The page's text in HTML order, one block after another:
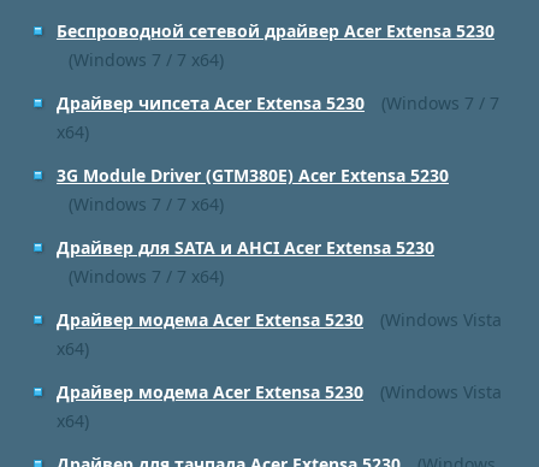
Беспроводной сетевой драйвер Acer Extensa 5230
(Windows 7 / 7 x64)
Драйвер чипсета Acer Extensa 5230
(Windows 7 / 7
x64)
3G Module Driver (GTM380E) Acer Extensa 5230
(Windows 7 / 7 x64)
Драйвер для SATA и AHCI Acer Extensa 5230
(Windows 7 / 7 x64)
Драйвер модема Acer Extensa 5230
(Windows Vista
x64)
Драйвер модема Acer Extensa 5230
(Windows Vista
x64)